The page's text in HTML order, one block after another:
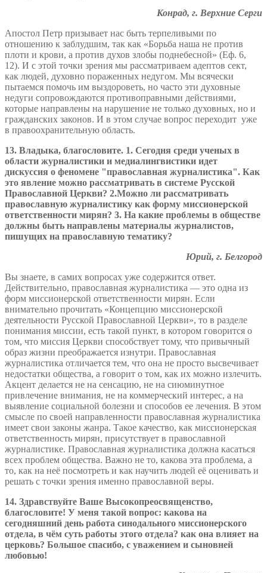
Конрад, г. Верхние Серги
Апостол Петр призывает нас быть терпеливыми по
отношению к заблудшим, так как «Борьба наша не против
плоти и крови, а против духов злобы поднебесной» (Еф. 6,
12). И с этой точки зрения мы рассматриваем адептов сект,
как людей, духовно пораженных недугом. Мы всячески
пытаемся помочь им выздороветь, но часто эти духовные
недуги сопровождаются противоправными действиями,
которые направлены на нарушение не только духовных, но и
гражданских законов. И в этом случае вопрос переходит уже
в правоохранительную область.
13. Владыка, благословите. 1. Сегодня среди ученых в
области журналистики и медиалингвистики идет
дискуссия о феномене "православная журналистика". Как
это явление можно рассматривать в системе Русской
Православной Церкви? 2.Можно ли рассматривать
православную журналистику как форму миссионерской
ответственности мирян? 3. На какие проблемы в обществе
должны быть направлены материалы журналистов,
пишущих на православную тематику?
Юрий, г. Белгород
Вы знаете, в самих вопросах уже содержится ответ.
Действительно, православная журналистика — это одна из
форм миссионерской ответственности мирян. Если
внимательно прочитать «Концепцию миссионерской
деятельности Русской Православной Церкви», то в разделе
понимания миссии, есть такой пункт, в котором говорится о
том, что миссия Церкви способствует тому, что привычный
образ жизни преображается изнутри. Православная
журналистика отличается тем, что она не просто высвечивает
недостатки общества, а говорит о том, как их можно излечить.
Акцент делается не на сенсацию, не на сиюминутное
привлечение внимания, не на коммерческий интерес, а на
выявление социальной болезни и способов ее лечения. В этом
смысле по своей направленности православная журналистика
имеет свои законы жанра. Такое качество, как миссионерская
ответственность мирян, присутствует в православной
журналистике. Православная журналистика должна касаться
всех проблем общества. Важно не то, какова эта проблема, а
то, как на неё посмотреть и как научить людей её оценивать и
решать с точки зрения именно православной веры.
14. Здравствуйте Ваше Высокопреосвященство,
благословите! У меня такой вопрос: какова на
сегодняшний день работа синодального миссионерского
отдела, в чём суть работы этого отдела? как она влияет на
церковь? Большое спасибо, с уважением и сыновней
любовью!